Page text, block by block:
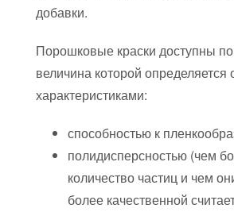
добавки.
Порошковые краски доступны
величина которой
характеристиками:
способностью к
полидисперсностью (чем
количество частиц и чем
более качественной